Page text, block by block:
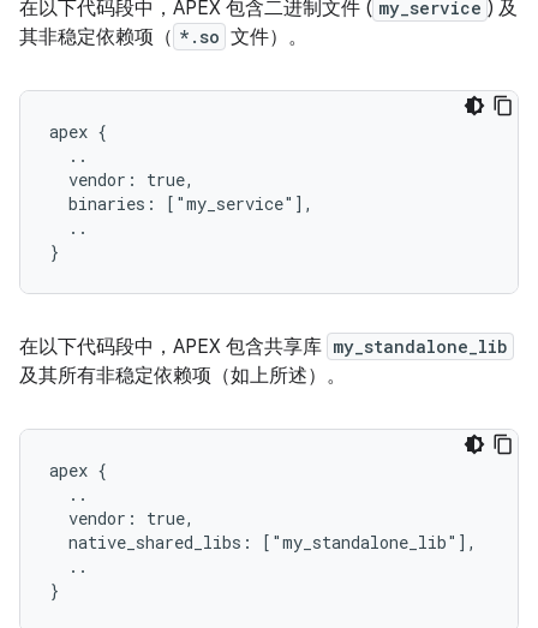
在以下代码段中，APEX 包含二进制文件 ( my_service ) 及
其非稳定依赖项（ *.so 文件）。
apex {
  ..
  vendor: true,
  binaries: ["my_service"],
  ..
在以下代码段中，APEX 包含共享库 my_standalone_lib
及其所有非稳定依赖项（如上所述）。
apex {
  ..
  vendor: true,
  native_shared_libs: ["my_standalone_lib"],
  ..